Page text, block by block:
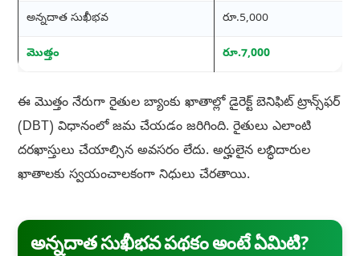
అన్నదాత సుఖీభవ రూ.5,000
మొత్తం రూ.7,000
ఈ మొత్తం నేరుగా రైతుల బ్యాంకు ఖాతాల్లో డైరెక్ట్ బెనిఫిట్ ట్రాన్స్‌ఫర్
(DBT) విధానంలో జమ చేయడం జరిగింది. రైతులు ఎలాంటి
దరఖాస్తులు చేయాల్సిన అవసరం లేదు. అర్హులైన లబ్ధిదారుల
ఖాతాలకు స్వయంచాలకంగా నిధులు చేరతాయి.
అన్నదాత సుఖీభవ పథకం అంటే ఏమిటి?